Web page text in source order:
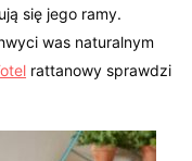
się jego ramy.
was naturalnym
rattanowy sprawdzi